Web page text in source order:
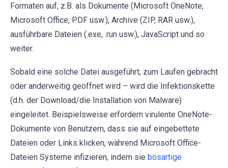
Formaten auf, z.B. als Dokumente (Microsoft OneNote,
Microsoft Office, PDF usw.), Archive (ZIP, RAR usw.),
ausführbare Dateien (.exe, .run usw.), JavaScript und so
weiter.
Sobald eine solche Datei ausgeführt, zum Laufen gebracht
oder anderweitig geöffnet wird – wird die Infektionskette
(d.h. der Download/die Installation von Malware)
eingeleitet. Beispielsweise erfordern virulente OneNote-
Dokumente von Benutzern, dass sie auf eingebettete
Dateien oder Links klicken, während Microsoft Office-
Dateien Systeme infizieren, indem sie bösartige